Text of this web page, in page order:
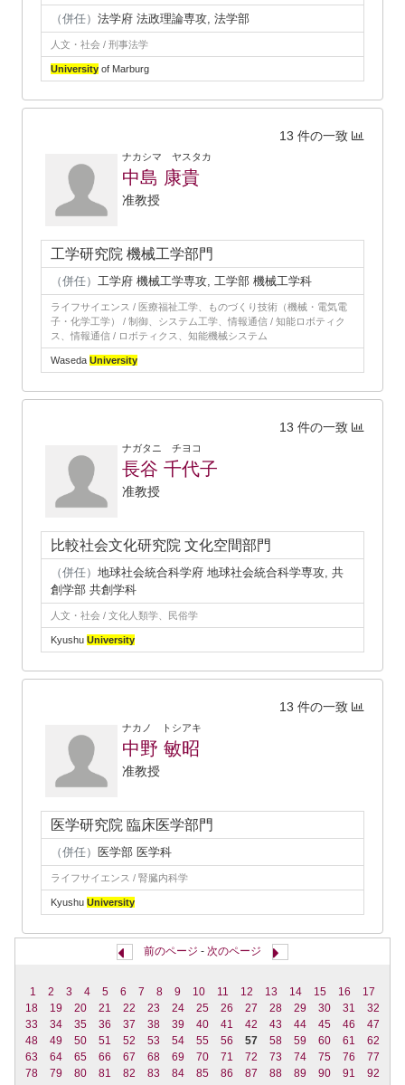
（併任） 法学府 法政理論専攻, 法学部
人文・社会 / 刑事法学
University of Marburg
13 件の一致
ナカシマ ヤスタカ
中島 康貴
准教授
工学研究院 機械工学部門
（併任） 工学府 機械工学専攻, 工学部 機械工学科
ライフサイエンス / 医療福祉工学、ものづくり技術（機械・電気電
子・化学工学） / 制御、システム工学、情報通信 / 知能ロボティク
ス、情報通信 / ロボティクス、知能機械システム
Waseda University
13 件の一致
ナガタニ チヨコ
長谷 千代子
准教授
比較社会文化研究院 文化空間部門
（併任） 地球社会統合科学府 地球社会統合科学専攻, 共
創学部 共創学科
人文・社会 / 文化人類学、民俗学
Kyushu University
13 件の一致
ナカノ トシアキ
中野 敏昭
准教授
医学研究院 臨床医学部門
（併任） 医学部 医学科
ライフサイエンス / 腎臓内科学
Kyushu University
前のページ - 次のページ
1 2 3 4 5 6 7 8 9 10 11 12 13 14 15 16
17
18
19 20 21 22 23 24 25 26 27 28 29 30 31
32
33
34 35 36 37 38 39 40 41 42 43 44 45 46
47
48
49 50 51 52 53 54 55 56 57 58 59 60 61
62
63
64 65 66 67 68 69 70 71 72 73 74 75 76
77
78
79 80 81 82 83 84 85 86 87 88 89 90 91
92